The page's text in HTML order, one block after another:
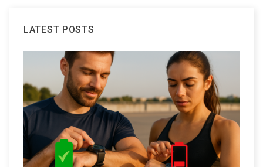
LATEST POSTS